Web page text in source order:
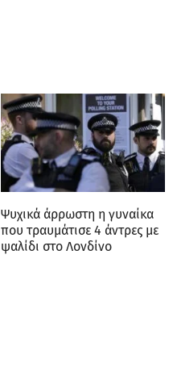
Ψυχικά άρρωστη η γυναίκα
που τραυμάτισε 4 άντρες με
ψαλίδι στο Λονδίνο